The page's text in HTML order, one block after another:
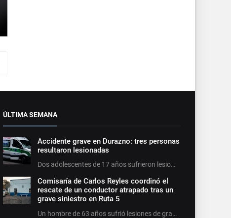
ÚLTIMA SEMANA
Accidente grave en Durazno: tres personas
resultaron lesionadas
Dos adolescentes de 17 años sufrieron lesio…
Comisaría de Carlos Reyles coordinó el
rescate de un conductor atrapado tras un
grave siniestro en Ruta 5
Un hombre de 63 años sufrió lesiones de gra…